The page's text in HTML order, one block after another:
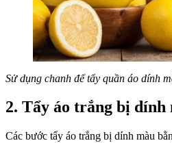
Sử dụng chanh để tẩy quần áo dính
2. Tẩy áo trắng bị dính
Các bước tẩy áo trắng bị dính màu